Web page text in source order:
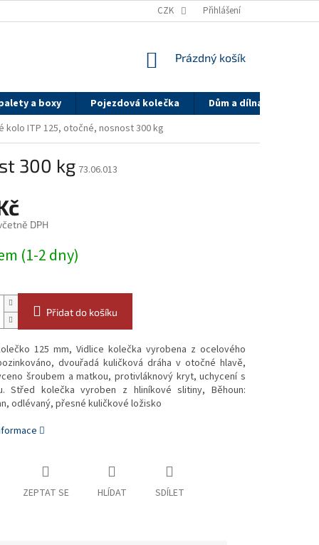
SYSTÉM SLEV PK GROUP.CZ
CZK Přihlášení
NÁKUPNÍ
Prázdný košík
a boxy Pojezdová kolečka Dům a dílna
kolo ITP 125, otočné, nosnost 300 kg
300 kg 73.06.013
DPH
(1-2 dny)
Přidat do košíku
125 mm, Vidlice kolečka vyrobena z ocelového
dvouřadá kuličková dráha v otočné hlavě,
šroubem a matkou, protivláknový kryt, uchycení s
Střed kolečka vyroben z hliníkové slitiny, Běhoun:
odlévaný, přesné kuličkové ložisko
ZEPTAT SE HLÍDAT SDÍLET